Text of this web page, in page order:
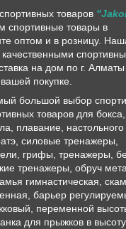
товаров
спортивные товары в
оптом и в розницу.
качественными
на дом по г. Алматы
покупке.
большой выбор
товаров для
плавание, настольного
силовые тренажеры,
грифы, тренажеры,
тренажеры, обруч
гимнастическая,
барьер
переменной
для прыжков в